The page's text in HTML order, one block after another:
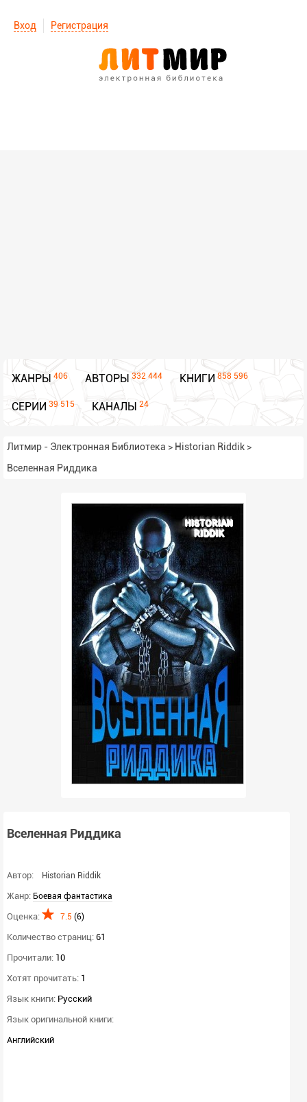
Вход Регистрация
ЖАНРЫ 406 АВТОРЫ 332 444 КНИГИ 858 596
СЕРИИ 39 515 КАНАЛЫ 24
Литмир - Электронная Библиотека > Historian Riddik >
Вселенная Риддика
Вселенная Риддика
Автор: Historian Riddik
Жанр: Боевая фантастика
Оценка: 7.5 (6)
Количество страниц: 61
Прочитали: 10
Хотят прочитать: 1
Язык книги: Русский
Язык оригинальной книги:
Английский